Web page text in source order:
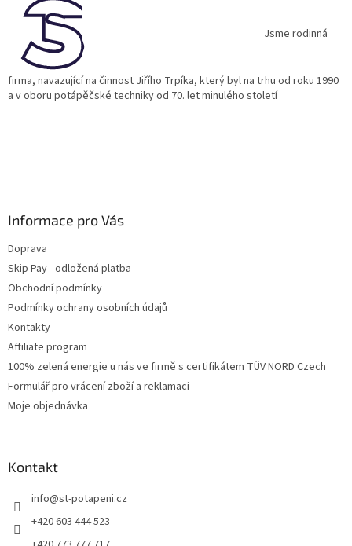
Jsme rodinná
firma, navazující na činnost Jiřího Trpíka, který byl na trhu od roku 1990
a v oboru potápěčské techniky od 70. let minulého století
Informace pro Vás
Doprava
Skip Pay - odložená platba
Obchodní podmínky
Podmínky ochrany osobních údajů
Kontakty
Affiliate program
100% zelená energie u nás ve firmě s certifikátem TÜV NORD Czech
Formulář pro vrácení zboží a reklamaci
Moje objednávka
Kontakt
info@st-potapeni.cz
+420 603 444 523